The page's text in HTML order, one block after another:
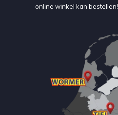
online winkel kan bestellen!